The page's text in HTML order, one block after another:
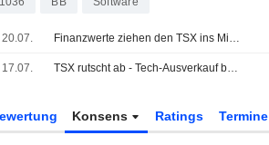
20.07. Finanzwerte ziehen den TSX ins Minus; Nervosität wegen Nahost bleibt
17.07. TSX rutscht ab - Tech-Ausverkauf belastet
Konsens Ratings Termine